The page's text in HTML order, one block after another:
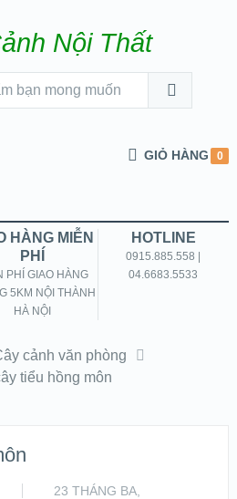
GIỎ HÀNG 0
HÀNG MIỄN
PHÍ
PHÍ GIAO HÀNG
5KM NỘI THÀNH
HÀ NỘI
HOTLINE
0915.885.558 |
04.6683.5533
cảnh văn phòng
tiểu hồng môn
23 THÁNG BA,